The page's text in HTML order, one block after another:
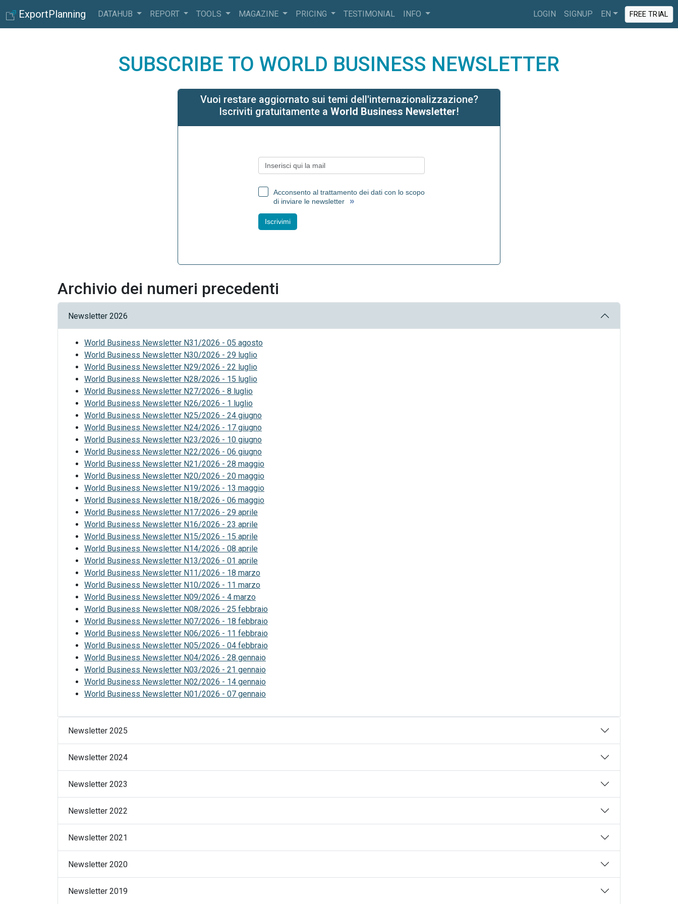
ExportPlanning DATAHUB REPORT TOOLS MAGAZINE PRICING TESTIMONIAL INFO LOGIN SIGNUP EN FREE TRIAL
SUBSCRIBE TO WORLD BUSINESS NEWSLETTER
Vuoi restare aggiornato sui temi dell'internazionalizzazione?
Iscriviti gratuitamente a World Business Newsletter!
Acconsento al trattamento dei dati con lo scopo
di inviare le newsletter
»
Iscrivimi
Archivio dei numeri precedenti
Newsletter 2026
World Business Newsletter N31/2026 - 05 agosto
World Business Newsletter N30/2026 - 29 luglio
World Business Newsletter N29/2026 - 22 luglio
World Business Newsletter N28/2026 - 15 luglio
World Business Newsletter N27/2026 - 8 luglio
World Business Newsletter N26/2026 - 1 luglio
World Business Newsletter N25/2026 - 24 giugno
World Business Newsletter N24/2026 - 17 giugno
World Business Newsletter N23/2026 - 10 giugno
World Business Newsletter N22/2026 - 06 giugno
World Business Newsletter N21/2026 - 28 maggio
World Business Newsletter N20/2026 - 20 maggio
World Business Newsletter N19/2026 - 13 maggio
World Business Newsletter N18/2026 - 06 maggio
World Business Newsletter N17/2026 - 29 aprile
World Business Newsletter N16/2026 - 23 aprile
World Business Newsletter N15/2026 - 15 aprile
World Business Newsletter N14/2026 - 08 aprile
World Business Newsletter N13/2026 - 01 aprile
World Business Newsletter N11/2026 - 18 marzo
World Business Newsletter N10/2026 - 11 marzo
World Business Newsletter N09/2026 - 4 marzo
World Business Newsletter N08/2026 - 25 febbraio
World Business Newsletter N07/2026 - 18 febbraio
World Business Newsletter N06/2026 - 11 febbraio
World Business Newsletter N05/2026 - 04 febbraio
World Business Newsletter N04/2026 - 28 gennaio
World Business Newsletter N03/2026 - 21 gennaio
World Business Newsletter N02/2026 - 14 gennaio
World Business Newsletter N01/2026 - 07 gennaio
Newsletter 2025
Newsletter 2024
Newsletter 2023
Newsletter 2022
Newsletter 2021
Newsletter 2020
Newsletter 2019